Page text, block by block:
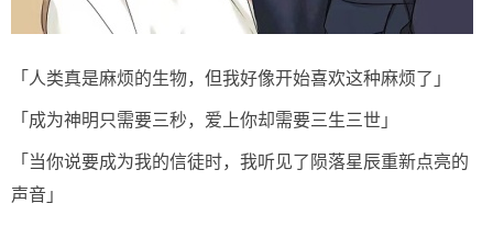
「人类真是麻烦的生物，但我好像开始喜欢这种麻烦了」
「成为神明只需要三秒，爱上你却需要三生三世」
「当你说要成为我的信徒时，我听见了陨落星辰重新点亮的
声音」